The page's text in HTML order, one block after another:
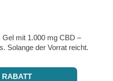
mit 1.000 mg CBD –
Solange der Vorrat reicht.
RABATT